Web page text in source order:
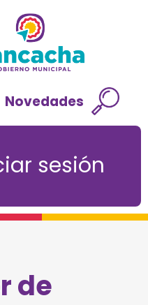
Novedades
sesión
de